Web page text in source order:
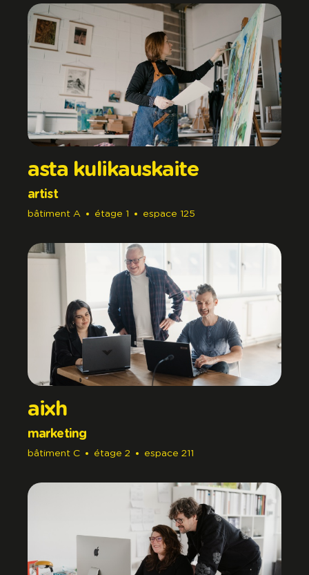
asta kulikauskaite
artist
bâtiment A étage 1 espace 125
aixh
marketing
bâtiment C étage 2 espace 211